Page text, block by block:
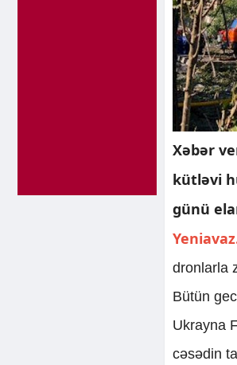
Xəbər
kütləvi
günü
dronlarla
Bütün
Ukrayna
cəsədin